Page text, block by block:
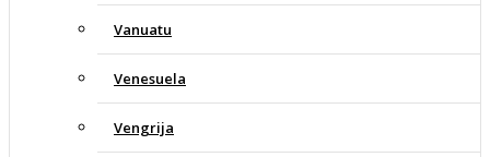
Vanuatu
Venesuela
Vengrija